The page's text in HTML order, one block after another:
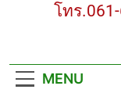
โทร
MENU